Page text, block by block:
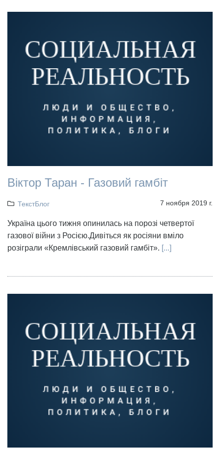
Віктор Таран - Газовий гамбіт
ТекстБлог 7 ноября 2019 г.
Україна цього тижня опинилась на порозі четвертої
газової війни з Росією.Дивіться як росіяни вміло
розіграли «Кремлівський газовий гамбіт». [...]